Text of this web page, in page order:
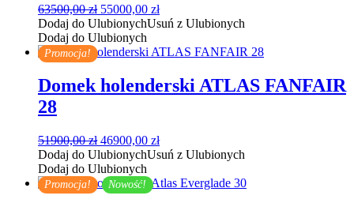
63500,00zł Pierwotna
cena
wynosiła:
63500,00 zł.
55000,00 złAktualna
cena
55000,00 zł.
Dodaj do UlubionychUsuń z Ulubionych
Dodaj do Ulubionych
Promocja!
Domek holenderski ATLAS FANFAIR
28
51900,00zł Pierwotna
cena
wynosiła:
51900,00 zł.
46900,00 złAktualna
cena
46900,00 zł.
Dodaj do UlubionychUsuń z Ulubionych
Dodaj do Ulubionych
Promocja! Nowość!